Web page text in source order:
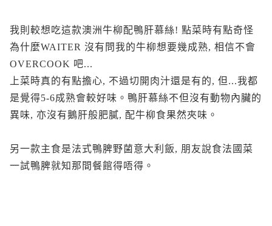
我則較想吃這款澳洲牛柳配鴨肝慕絲! 點菜時有點奇怪
為什麼WAITER 沒有問我的牛柳想要幾成熟, 相信不會
OVERCOOK 吧...
上菜時真的有點擔心, 不過切開肉汁還是有的, 但...我都
是覺得5-6成熟會較好味。鴨肝慕絲不但沒有動物內臟的
異味, 亦沒有鵝肝般肥膩, 配牛柳食果然夾味。
另一款主食是法式鴨脾野菌意大利飯, 朋友說食法國菜
一試鴨脾就知那間餐館得唔得。